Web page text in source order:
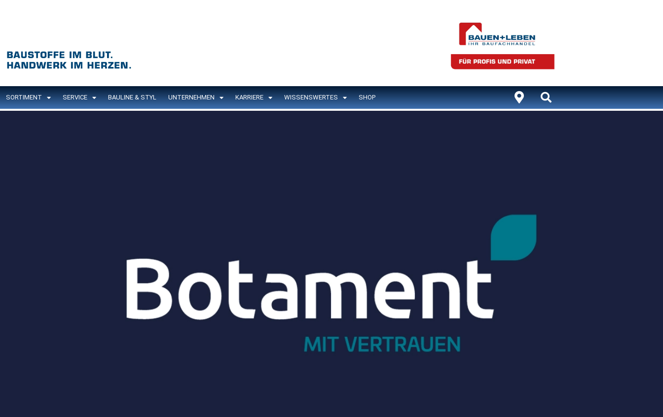
SORTIMENT SERVICE BAULINE & STYL UNTERNEHMEN KARRIERE WISSENSWERTES SHOP